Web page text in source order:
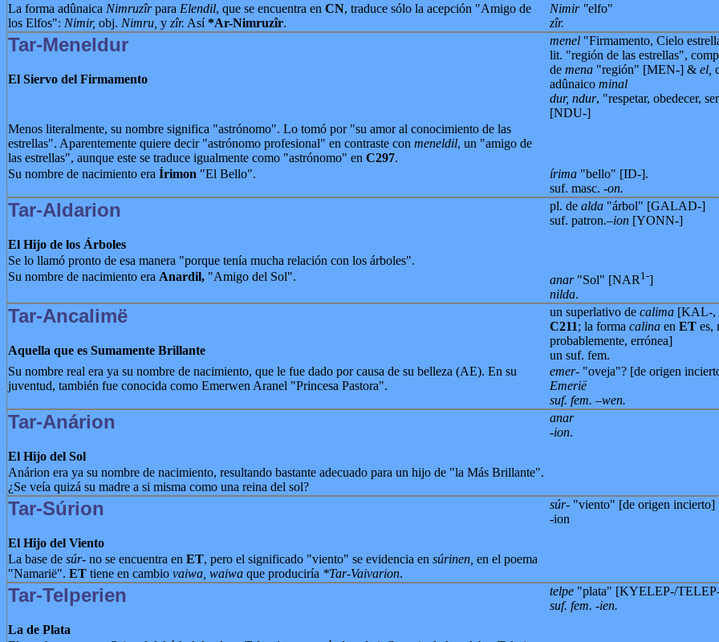
La forma adûnaica Nimruzîrpara Elendil, que se encuentra en CN, traduce sólo la acepción "Amigo de
los Elfos": Nimir, obj. Nimru, y zîr. Así*Ar-Nimruzîr.
Nimir "elfo"
zîr.
Tar-Meneldur
El Siervo del Firmamento
menel "Firmamento, Cielo
lit. "región de las estrellas",
de mena "región" [MEN-] & el,
adûnaico minal
dur, ndur, "respetar, obedecer,
[NDU-]
Menos literalmente, su nombre significa "astrónomo". Lo tomó por "su amor al conocimiento de las
estrellas". Aparentemente quiere decir "astrónomo profesional" en contraste con meneldil, un "amigo de
las estrellas", aunque este se traduce igualmente como "astrónomo" en C297.
Su nombre de nacimiento era Írimon "El Bello". írima "bello" [ID-].
suf. masc. -on.
Tar-Aldarion
El Hijo de los Árboles
pl. de alda "árbol" [GALAD-]
suf. patron.–ion [YONN-]
Se lo llamó pronto de esa manera "porque tenía mucha relación con los árboles".
Su nombre de nacimiento era Anardil, "Amigo del Sol". anar"Sol" [NAR 1-]
nilda.
Tar-Ancalimë
Aquella que es Sumamente Brillante
un superlativo de calima [KAL-,
C211; la forma calina en ET es,
probablemente, errónea]
un suf. fem.
Su nombre real era ya su nombre de nacimiento, que le fue dado por causa de su belleza (AE). En su
juventud, también fue conocida como Emerwen Aranel "Princesa Pastora".
emer- "oveja"? [de origen
Emerië
suf. fem. –wen.
Tar-Anárion
El Hijo del Sol
anar
-ion.
Anárion era ya su nombre de nacimiento, resultando bastante adecuado para un hijo de "la Más Brillante".
¿Se veía quizá su madre a si misma como una reina del sol?
Tar-Súrion
El Hijo del Viento
súr- "viento" [de origen incierto]
-ion
La base de súr- no se encuentra en ET, pero el significado "viento" se evidencia en súrinen, en el poema
"Namarië". ET tiene en cambio vaiwa, waiwa que produciría *Tar-Vaivarion.
Tar-Telperien
La de Plata
telpe "plata" [KYELEP-/
suf. fem. -ien.